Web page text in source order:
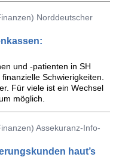
Norddeutscher
und -patienten in SH
Schwierigkeiten.
Für viele ist ein Wechsel
möglich.
Assekuranz-Info-
haut’s